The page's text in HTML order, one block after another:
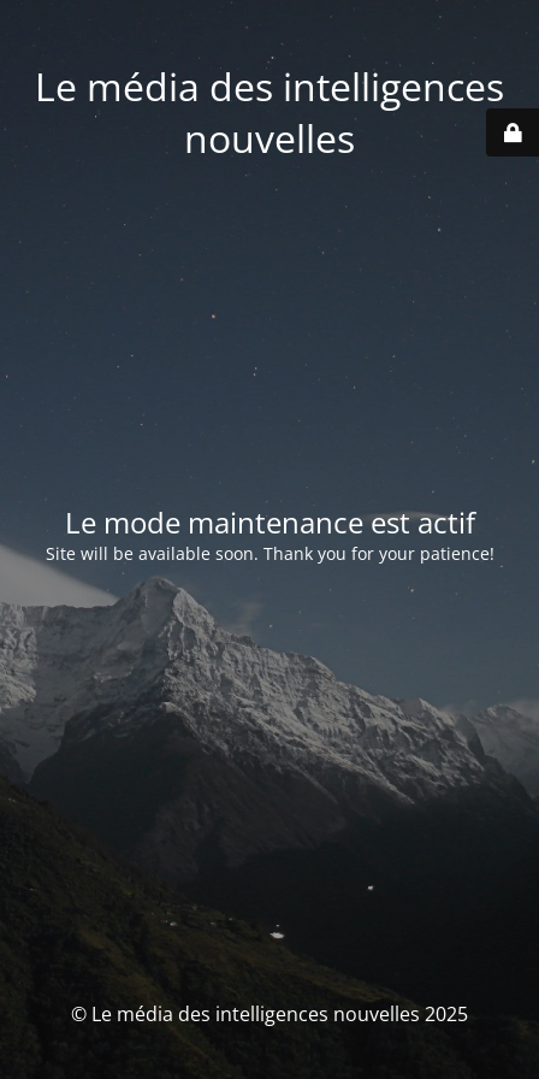
Le média des intelligences
nouvelles
Le mode maintenance est actif
Site will be available soon. Thank you for your patience!
© Le média des intelligences nouvelles 2025